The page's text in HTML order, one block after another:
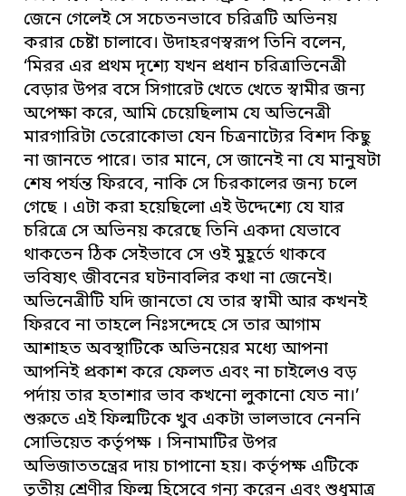
জেনে গেলেই সে সচেতনভাবে চরিত্রটি অভিনয়
করার চেষ্টা চালাবে। উদাহরণস্বরূপ তিনি বলেন,
‘মিরর এর প্রথম দৃশ্যে যখন প্রধান চরিত্রাভিনেত্রী
বেড়ার উপর বসে সিগারেট খেতে খেতে স্বামীর জন্য
অপেক্ষা করে, আমি চেয়েছিলাম যে অভিনেত্রী
মারগারিটা তেরোকোভা যেন চিত্রনাট্যের বিশদ কিছু
না জানতে পারে। তার মানে, সে জানেই না যে মানুষটা
শেষ পর্যন্ত ফিরবে, নাকি সে চিরকালের জন্য চলে
গেছে । এটা করা হয়েছিলো এই উদ্দেশ্যে যে যার
চরিত্রে সে অভিনয় করেছে তিনি একদা যেভাবে
থাকতেন ঠিক সেইভাবে সে ওই মুহূর্তে থাকবে
ভবিষ্যৎ জীবনের ঘটনাবলির কথা না জেনেই।
অভিনেত্রীটি যদি জানতো যে তার স্বামী আর কখনই
ফিরবে না তাহলে নিঃসন্দেহে সে তার আগাম
আশাহত অবস্থাটিকে অভিনয়ের মধ্যে আপনা
আপনিই প্রকাশ করে ফেলত এবং না চাইলেও বড়
পর্দায় তার হতাশার ভাব কখনো লুকানো যেত না।’
শুরুতে এই ফিল্মটিকে খুব একটা ভালভাবে নেননি
সোভিয়েত কর্তৃপক্ষ । সিনামাটির উপর
অভিজাততন্ত্রের দায় চাপানো হয়। কর্তৃপক্ষ এটিকে
তৃতীয় শ্রেণীর ফিল্ম হিসেবে গন্য করেন এবং শুধুমাত্র